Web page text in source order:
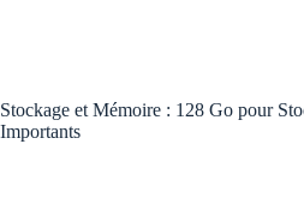
Stockage et Mémoire : 128 Go pour
Importants